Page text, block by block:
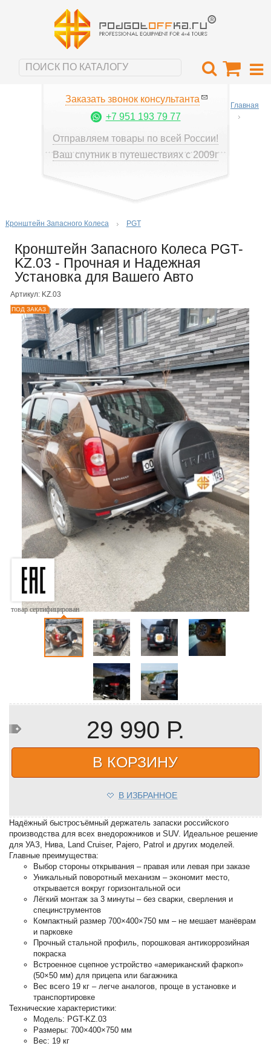
Заказать звонок консультанта
+7 951 193 79 77
Отправляем товары по всей России!
Ваш спутник в путешествиях с 2009г
Главная
Кронштейн Запасного Колеса PGT
Кронштейн Запасного Колеса PGT-
KZ.03 - Прочная и Надежная
Установка для Вашего Авто
Артикул: KZ.03
ПОД ЗАКАЗ
товар сертифицирован
29 990 Р.
В КОРЗИНУ
В ИЗБРАННОЕ
Надёжный быстросъёмный держатель запаски российского
производства для всех внедорожников и SUV. Идеальное решение
для УАЗ, Нива, Land Cruiser, Pajero, Patrol и других моделей.
Главные преимущества:
Выбор стороны открывания – правая или левая при заказе
Уникальный поворотный механизм – экономит место,
открывается вокруг горизонтальной оси
Лёгкий монтаж за 3 минуты – без сварки, сверления и
специнструментов
Компактный размер 700×400×750 мм – не мешает манёврам
и парковке
Прочный стальной профиль, порошковая антикоррозийная
покраска
Встроенное сцепное устройство «американский фаркоп»
(50×50 мм) для прицепа или багажника
Вес всего 19 кг – легче аналогов, проще в установке и
транспортировке
Технические характеристики:
Модель: PGT-KZ.03
Размеры: 700×400×750 мм
Вес: 19 кг